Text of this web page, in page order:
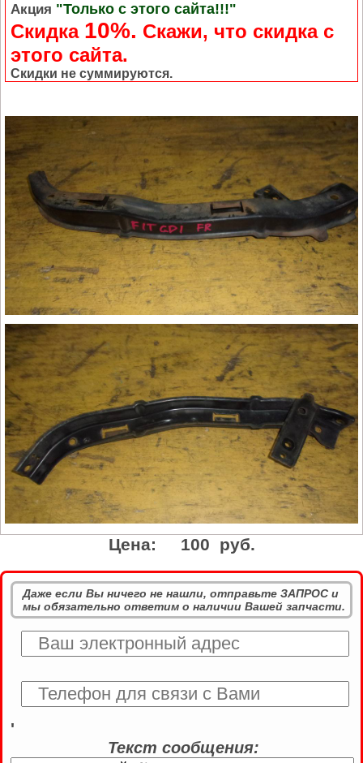
Акция "Только с этого сайта!!!"
Скидка 10%. Cкажи, что скидка с
этого сайта.
Скидки не суммируются.
Цена: 100 руб.
Даже если Вы ничего не нашли, отправьте ЗАПРОС и
мы обязательно ответим о наличии Вашей запчасти.
'
Текст сообщения: